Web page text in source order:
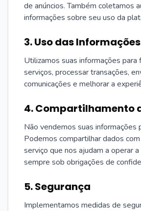
de anúncios. Também coletamos
informações sobre seu uso da
3. Uso das Informações
Utilizamos suas informações para
serviços, processar transações,
comunicações e melhorar a
4. Compartilhamento
Não vendemos suas informações
Podemos compartilhar dados
serviço que nos ajudam a operar
sempre sob obrigações de
5. Segurança
Implementamos medidas de